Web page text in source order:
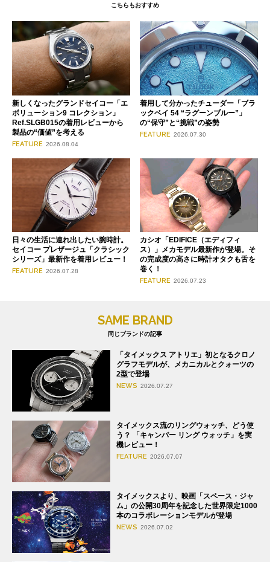
こちらもおすすめ
新しくなったグランドセイコー「エ
ボリューション9 コレクション」
Ref.SLGB015の着用レビューから
製品の“価値”を考える
FEATURE 2026.08.04
着用して分かったチューダー「ブラ
ックベイ 54 “ラグーンブルー”」
の“保守”と“挑戦”の姿勢
FEATURE 2026.07.30
日々の生活に連れ出したい腕時計。
セイコー プレザージュ「クラシック
シリーズ」最新作を着用レビュー！
FEATURE 2026.07.28
カシオ「EDIFICE（エディフィ
ス）」メカモデル最新作が登場。そ
の完成度の高さに時計オタクも舌を
巻く！
FEATURE 2026.07.23
SAME BRAND
同じブランドの記事
「タイメックス アトリエ」初となるクロノ
グラフモデルが、メカニカルとクォーツの
2型で登場
NEWS 2026.07.27
タイメックス流のリングウォッチ、どう使
う？ 「キャンパー リング ウォッチ」を実
機レビュー！
FEATURE 2026.07.07
タイメックスより、映画「スペース・ジャ
ム」の公開30周年を記念した世界限定1000
本のコラボレーションモデルが登場
NEWS 2026.07.02